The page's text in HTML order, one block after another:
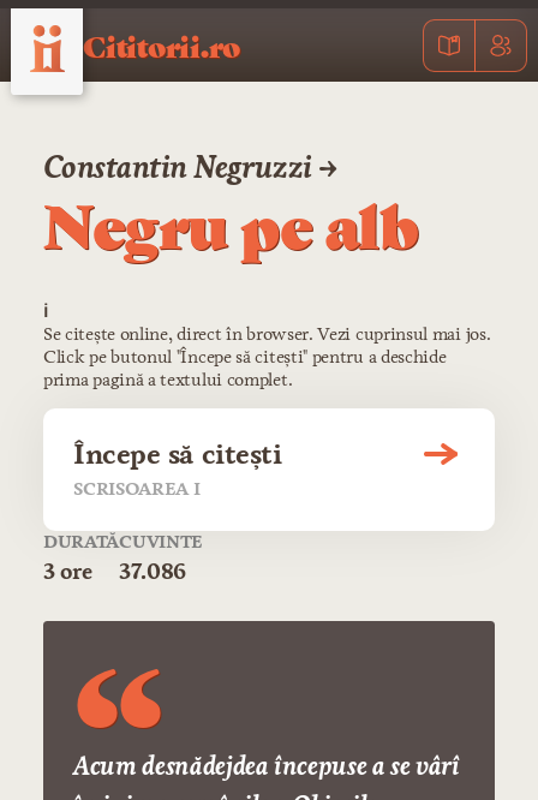
Cititorii.ro
Constantin Negruzzi →
Negru pe alb
ℹ️
Se citește online, direct în browser. Vezi cuprinsul mai jos.
Click pe butonul "Începe să citești" pentru a deschide
prima pagină a textului complet.
Începe să citești
SCRISOAREA I
DURATĂ
3 ore
CUVINTE
37.086
Acum desnădejdea începuse a se vârî